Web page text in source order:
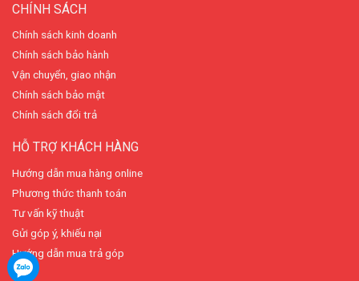
CHÍNH SÁCH
Chính sách kinh doanh
Chính sách bảo hành
Vận chuyển, giao nhận
Chính sách bảo mật
Chính sách đổi trả
HỖ TRỢ KHÁCH HÀNG
Hướng dẫn mua hàng online
Phương thức thanh toán
Tư vấn kỹ thuật
Gửi góp ý, khiếu nại
Hướng dẫn mua trả góp